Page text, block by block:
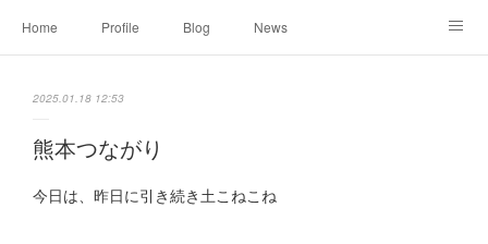
Home Profile Blog News
2025.01.18 12:53
熊本つながり
今日は、昨日に引き続き土こねこね